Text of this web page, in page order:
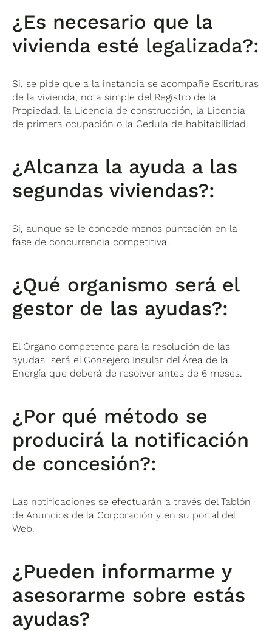
¿Es necesario que la
vivienda esté legalizada?:
Si, se pide que a la instancia se acompañe Escrituras
de la vivienda, nota simple del Registro de la
Propiedad, la Licencia de construcción, la Licencia
de primera ocupación o la Cedula de habitabilidad.
¿Alcanza la ayuda a las
segundas viviendas?:
Si, aunque se le concede menos puntación en la
fase de concurrencia competitiva.
¿Qué organismo será el
gestor de las ayudas?:
El Órgano competente para la resolución de las
ayudas será el Consejero Insular del Área de la
Energía que deberá de resolver antes de 6 meses.
¿Por qué método se
producirá la notificación
de concesión?:
Las notificaciones se efectuarán a través del Tablón
de Anuncios de la Corporación y en su portal del
Web.
¿Pueden informarme y
asesorarme sobre estás
ayudas?